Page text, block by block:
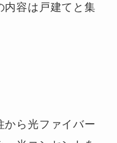
内容は戸建てと集
から光ファイバー